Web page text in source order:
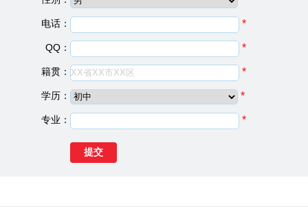
江西水利水电学校基础信息
建校日期： 1956
院校类型： 中专学校
学校地址： 江西省南昌市经济技术开发区北山路99号
江西水利水电学校简介
江西省水利水电学校学校创建于1956年，隶属江西省水利
厅。1985年由新建县石岗镇迁至南昌市赣江北大道39 6
号。学校地处南昌市政治、经济、文化中心红谷滩新区，
电话： *
QQ： *
籍贯： *
学历： *
专业： *